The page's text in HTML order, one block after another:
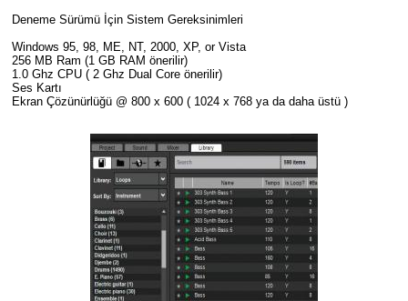
Deneme Sürümü İçin Sistem Gereksinimleri
Windows 95, 98, ME, NT, 2000, XP, or Vista
256 MB Ram (1 GB RAM önerilir)
1.0 Ghz CPU ( 2 Ghz Dual Core önerilir)
Ses Kartı
Ekran Çözünürlüğü @ 800 x 600 ( 1024 x 768 ya da daha üstü )